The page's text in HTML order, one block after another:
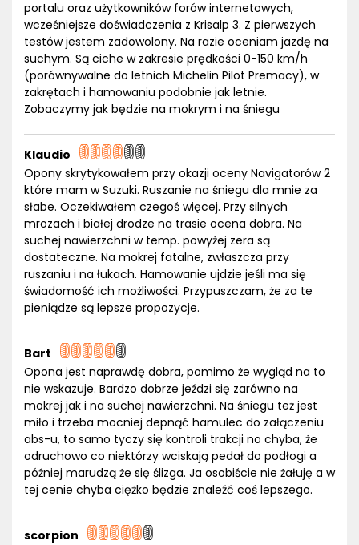
portalu oraz użytkowników forów internetowych,
wcześniejsze doświadczenia z Krisalp 3. Z pierwszych
testów jestem zadowolony. Na razie oceniam jazdę na
suchym. Są ciche w zakresie prędkości 0-150 km/h
(porównywalne do letnich Michelin Pilot Premacy), w
zakrętach i hamowaniu podobnie jak letnie.
Zobaczymy jak będzie na mokrym i na śniegu
Klaudio
Opony skrytykowałem przy okazji oceny Navigatorów 2
które mam w Suzuki. Ruszanie na śniegu dla mnie za
słabe. Oczekiwałem czegoś więcej. Przy silnych
mrozach i białej drodze na trasie ocena dobra. Na
suchej nawierzchni w temp. powyżej zera są
dostateczne. Na mokrej fatalne, zwłaszcza przy
ruszaniu i na łukach. Hamowanie ujdzie jeśli ma się
świadomość ich możliwości. Przypuszczam, że za te
pieniądze są lepsze propozycje.
Bart
Opona jest naprawdę dobra, pomimo że wygląd na to
nie wskazuje. Bardzo dobrze jeździ się zarówno na
mokrej jak i na suchej nawierzchni. Na śniegu też jest
miło i trzeba mocniej depnąć hamulec do załączeniu
abs-u, to samo tyczy się kontroli trakcji no chyba, że
odruchowo co niektórzy wciskają pedał do podłogi a
później marudzą że się ślizga. Ja osobiście nie żałuję a w
tej cenie chyba ciężko będzie znaleźć coś lepszego.
scorpion